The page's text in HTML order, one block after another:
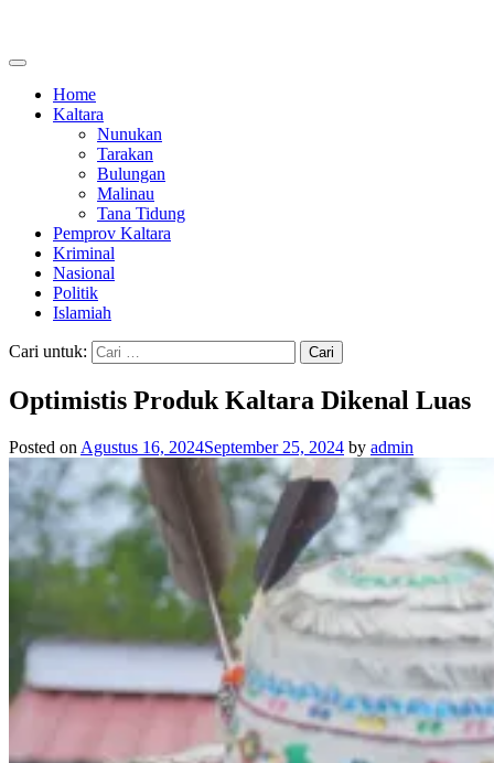
Home
Kaltara
Nunukan
Tarakan
Bulungan
Malinau
Tana Tidung
Pemprov Kaltara
Kriminal
Nasional
Politik
Islamiah
Cari untuk:
Optimistis Produk Kaltara Dikenal Luas
Posted on Agustus 16, 2024September 25, 2024 by admin